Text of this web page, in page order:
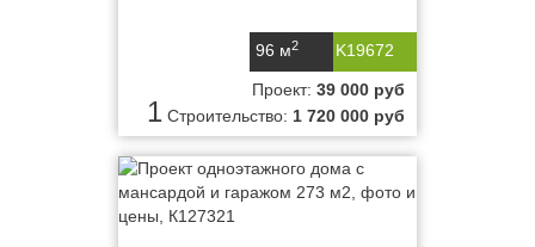
K19672
96 м2
1
Проект: 39 000 руб
Строительство: 1 720 000 руб